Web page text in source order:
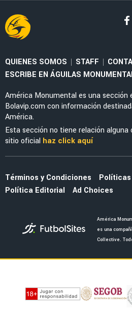
LEAGUES CUP 2026
Guillermo Almada destaca
América tras la victoria
América vs. Portland
dónde ver EN VIVO la